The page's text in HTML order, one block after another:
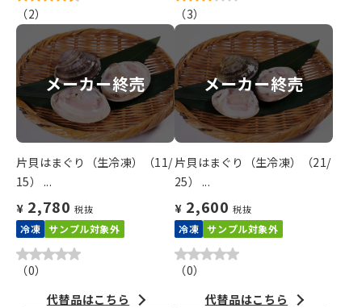
（2） （3）
メーカー終売
片貝はまぐり（生冷凍）（11/
15） ...
¥ 2,780 税抜
冷凍 サンプル対象外
（0）
代替品はこちら
メーカー終売
片貝はまぐり（生冷凍）（21/
25） ...
¥ 2,600 税抜
冷凍 サンプル対象外
（0）
代替品はこちら